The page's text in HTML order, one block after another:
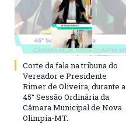
Corte da fala na tribuna do
Vereador e Presidente
Rimer de Oliveira, durante a
45° Sessão Ordinária da
Câmara Municipal de Nova
Olimpia-MT.